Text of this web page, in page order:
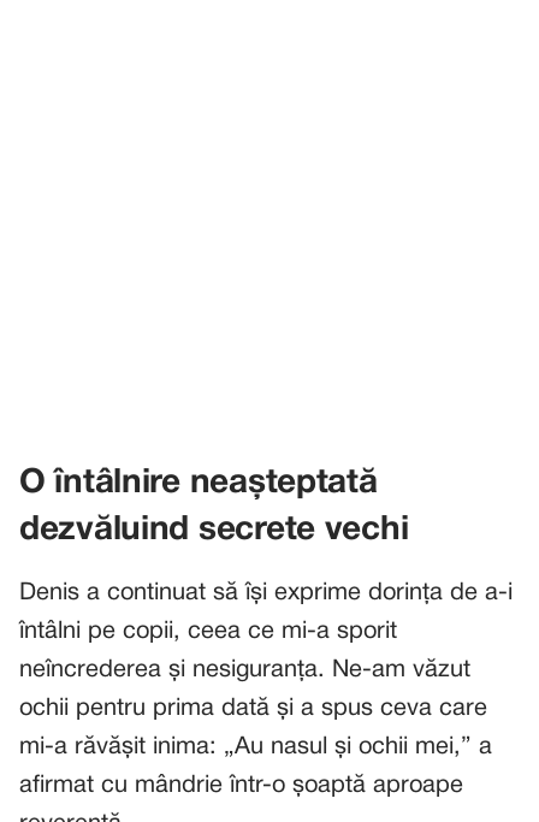
O întâlnire neașteptată
dezvăluind secrete vechi
Denis a continuat să își exprime dorința de a-i
întâlni pe copii, ceea ce mi-a sporit
neîncrederea și nesiguranța. Ne-am văzut
ochii pentru prima dată și a spus ceva care
mi-a răvășit inima: „Au nasul și ochii mei,” a
afirmat cu mândrie într-o șoaptă aproape